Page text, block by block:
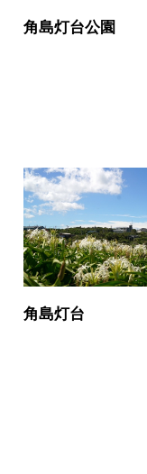
角島灯台公園
角島灯台